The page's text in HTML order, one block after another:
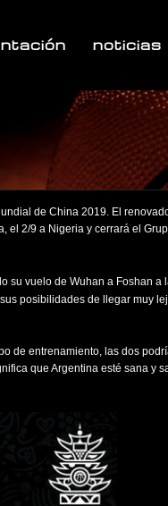
noticias
de China 2019. El
el 2/9 a Nigeria y cerrará el
su vuelo de Wuhan a Foshan a
posibilidades de llegar muy
de entrenamiento, las dos
que Argentina esté sana y